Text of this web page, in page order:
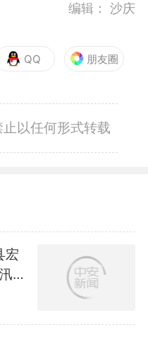
编辑：沙庆
QQ 朋友圈
以任何形式转载
宏
抢